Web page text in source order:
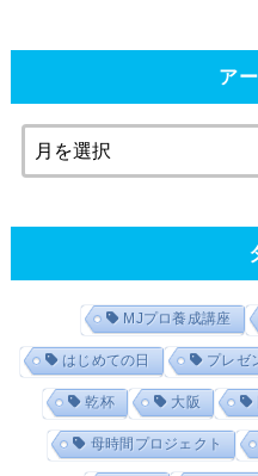
ア
MJプロ養成講座
はじめての日 プレゼ
乾杯 大阪
母時間プロジェクト